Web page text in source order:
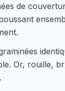
de
Or, rouille,